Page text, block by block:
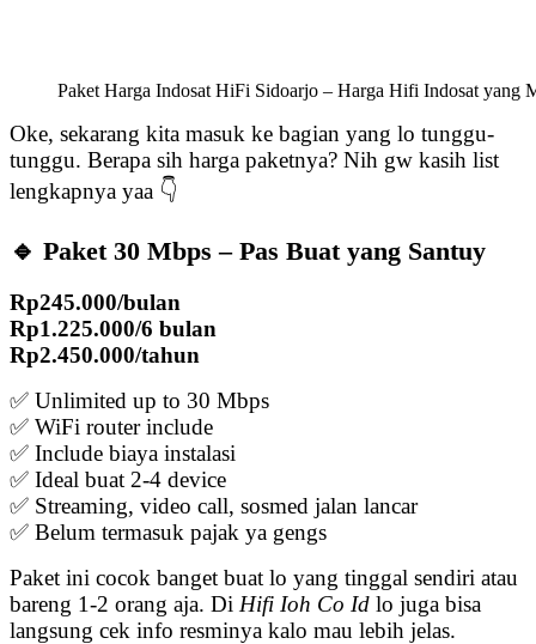
Paket Harga Indosat HiFi Sidoarjo – Harga Hifi Indosat yang
Oke, sekarang kita masuk ke bagian yang lo tunggu-
tunggu. Berapa sih harga paketnya? Nih gw kasih list
lengkapnya yaa 👇
🔹 Paket 30 Mbps – Pas Buat yang Santuy
Rp245.000/bulan
Rp1.225.000/6 bulan
Rp2.450.000/tahun
✅ Unlimited up to 30 Mbps
✅ WiFi router include
✅ Include biaya instalasi
✅ Ideal buat 2-4 device
✅ Streaming, video call, sosmed jalan lancar
✅ Belum termasuk pajak ya gengs
Paket ini cocok banget buat lo yang tinggal sendiri atau
bareng 1-2 orang aja. Di Hifi Ioh Co Id lo juga bisa
langsung cek info resminya kalo mau lebih jelas.